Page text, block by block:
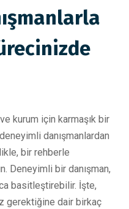
kurum için karmaşık bir
danışmanlardan
bir rehberle
Deneyimli bir danışman,
basitleştirebilir. İşte,
gerektiğine dair birkaç